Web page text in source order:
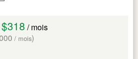
$318 / mois
/ mois)